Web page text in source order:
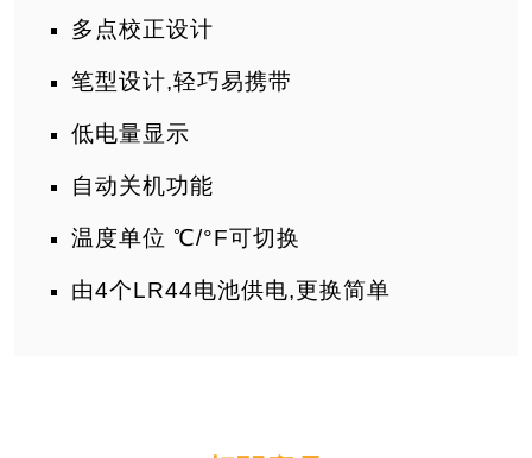
多点校正设计
笔型设计,轻巧易携带
低电量显示
自动关机功能
温度单位 ℃/°F可切换
由4个LR44电池供电,更换简单